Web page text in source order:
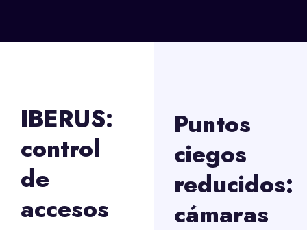
IBERUS:
control
de
accesos
Puntos
ciegos
reducidos:
cámaras